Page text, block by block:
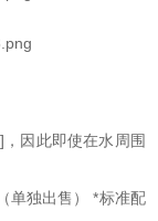
因此即使在水周围
单独出售） *标准配